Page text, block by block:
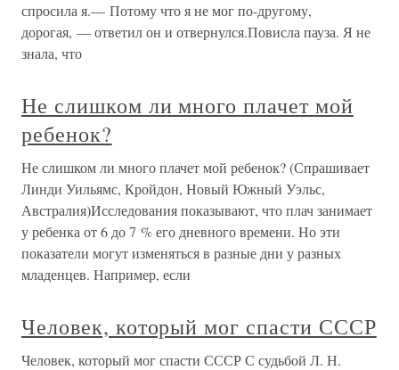
спросила я.— Потому что я не мог по-другому,
дорогая, — ответил он и отвернулся.Повисла пауза. Я не
знала, что
Не слишком ли много плачет мой
ребенок?
Не слишком ли много плачет мой ребенок? (Спрашивает
Линди Уильямс, Кройдон, Новый Южный Уэльс,
Австралия)Исследования показывают, что плач занимает
у ребенка от 6 до 7 % его дневного времени. Но эти
показатели могут изменяться в разные дни у разных
младенцев. Например, если
Человек, который мог спасти СССР
Человек, который мог спасти СССР С судьбой Л. Н.